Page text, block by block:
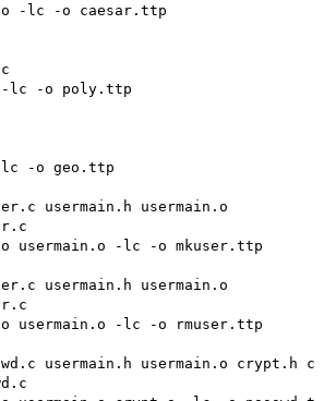
-lc -o caesar.ttp
-lc -o poly.ttp
-lc -o geo.ttp
usermain.h usermain.o
usermain.o -lc -o mkuser.ttp
usermain.h usermain.o
usermain.o -lc -o rmuser.ttp
usermain.h usermain.o crypt.h